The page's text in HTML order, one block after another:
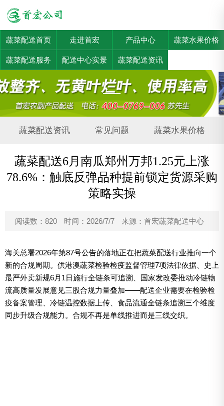
蔬菜配送首页 走进首宏 产品中心 蔬菜水果价格
蔬菜配送服务 配送中心实景 蔬菜配送资讯
蔬菜配送资讯 常见问题 蔬菜水果价格
蔬菜配送6月南瓜郑州万邦1.25元上涨
78.6%：触底反弹品种提前锁定货源采购
策略实操
阅读数：820 时间：2026/7/7 来源：首宏蔬菜配送中心
海关总署2026年第87号公告的落地正在把蔬菜配送行业推向一个
新的合规周期。供港澳蔬菜检验检疫监督管理7项法律依据、史上
最严外卖新规6月1日施行全链条可追溯、国家发改委推动冷链物
流高质量发展意见三股合规力量叠加——配送企业需要在检验检
疫备案管理、冷链温控数据上传、食品流通全链条追溯三个维度
同步升级合规能力。合规不再是单线推进而是三线交织。